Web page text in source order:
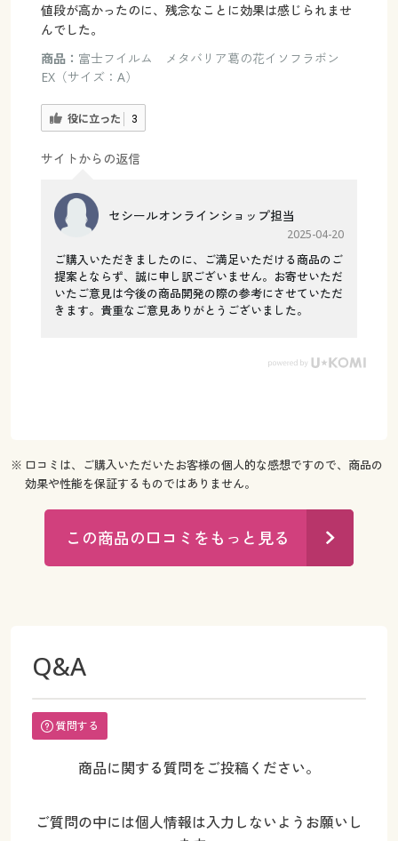
値段が高かったのに、残念なことに効果は感じられませ
んでした。
商品： 富士フイルム メタバリア葛の花イソフラボン
EX（サイズ：A）
役に立った 3
サイトからの返信
セシールオンラインショップ担当
2025-04-20
ご購入いただきましたのに、ご満足いただける商品のご
提案とならず、誠に申し訳ございません。お寄せいただ
いたご意見は今後の商品開発の際の参考にさせていただ
きます。貴重なご意見ありがとうございました。
※ 口コミは、ご購入いただいたお客様の個人的な感想ですので、商品の
効果や性能を保証するものではありません。
この商品の口コミをもっと見る
Q&A
質問する
商品に関する質問をご投稿ください。
ご質問の中には個人情報は入力しないようお願いし